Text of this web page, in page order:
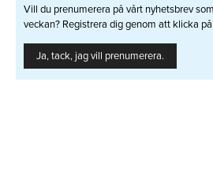
Vill du prenumerera på vårt nyhetsbrev
veckan? Registrera dig genom att klicka
Ja, tack, jag vill prenumerera.